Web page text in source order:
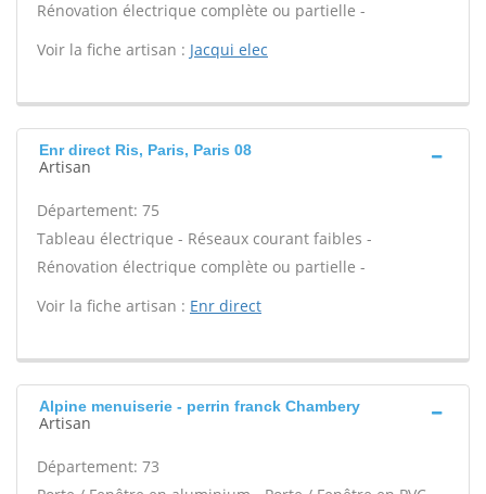
Rénovation électrique complète ou partielle -
Voir la fiche artisan : Jacqui elec
Enr direct Ris, Paris, Paris 08
Artisan
Département: 75
Tableau électrique - Réseaux courant faibles -
Rénovation électrique complète ou partielle -
Voir la fiche artisan : Enr direct
Alpine menuiserie - perrin franck Chambery
Artisan
Département: 73